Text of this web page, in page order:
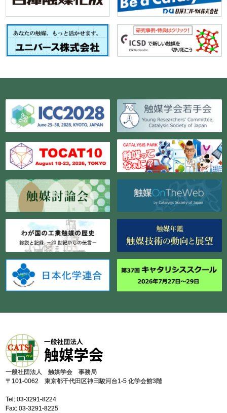
⼀般社団法⼈ 触媒学会 事務局
〒101-0062 東京都千代⽥区神⽥駿河台1-5 化学会館3階
Tel: 03-3291-8224
Fax: 03-3291-8225